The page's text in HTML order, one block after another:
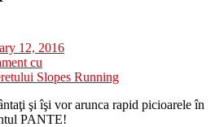
12, 2016
cu
Slopes Running
şi îşi vor arunca rapid picioarele în
PANTE!